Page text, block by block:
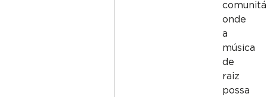
onde
a
música
de
raiz
possa